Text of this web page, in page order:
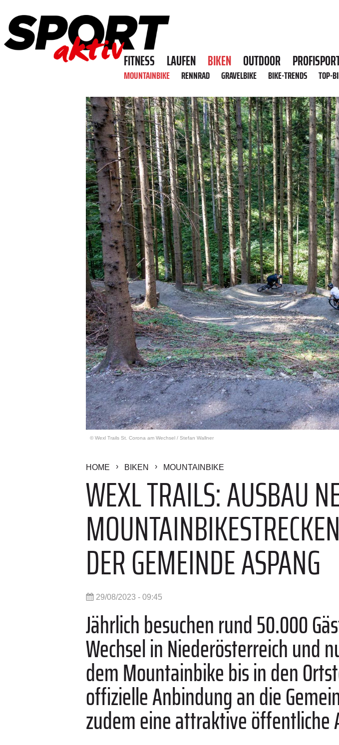
FITNESS LAUFEN BIKEN OUTDOOR
MOUNTAINBIKE RENNRAD GRAVELBIKE BIKE-TRENDS TOP-
© Wexl Trails St. Corona am Wechsel / Stefan Wallner
HOME BIKEN MOUNTAINBIKE
WEXL TRAILS: AUSBAU
DER GEMEINDE ASPANG
29/08/2023 - 09:45
Jährlich besuchen rund 50.000
Wechsel in Niederösterreich
dem Mountainbike bis in den
offizielle Anbindung an die
zudem eine attraktive öffentliche